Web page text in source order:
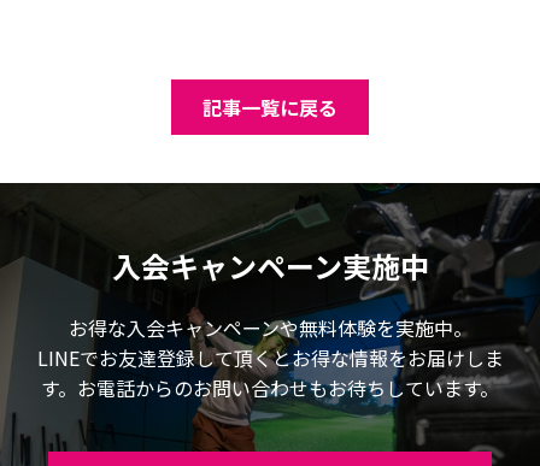
記事一覧に戻る
入会キャンペーン実施中
お得な入会キャンペーンや無料体験を実施中。
LINEでお友達登録して頂くとお得な情報をお届けしま
す。お電話からのお問い合わせもお待ちしています。